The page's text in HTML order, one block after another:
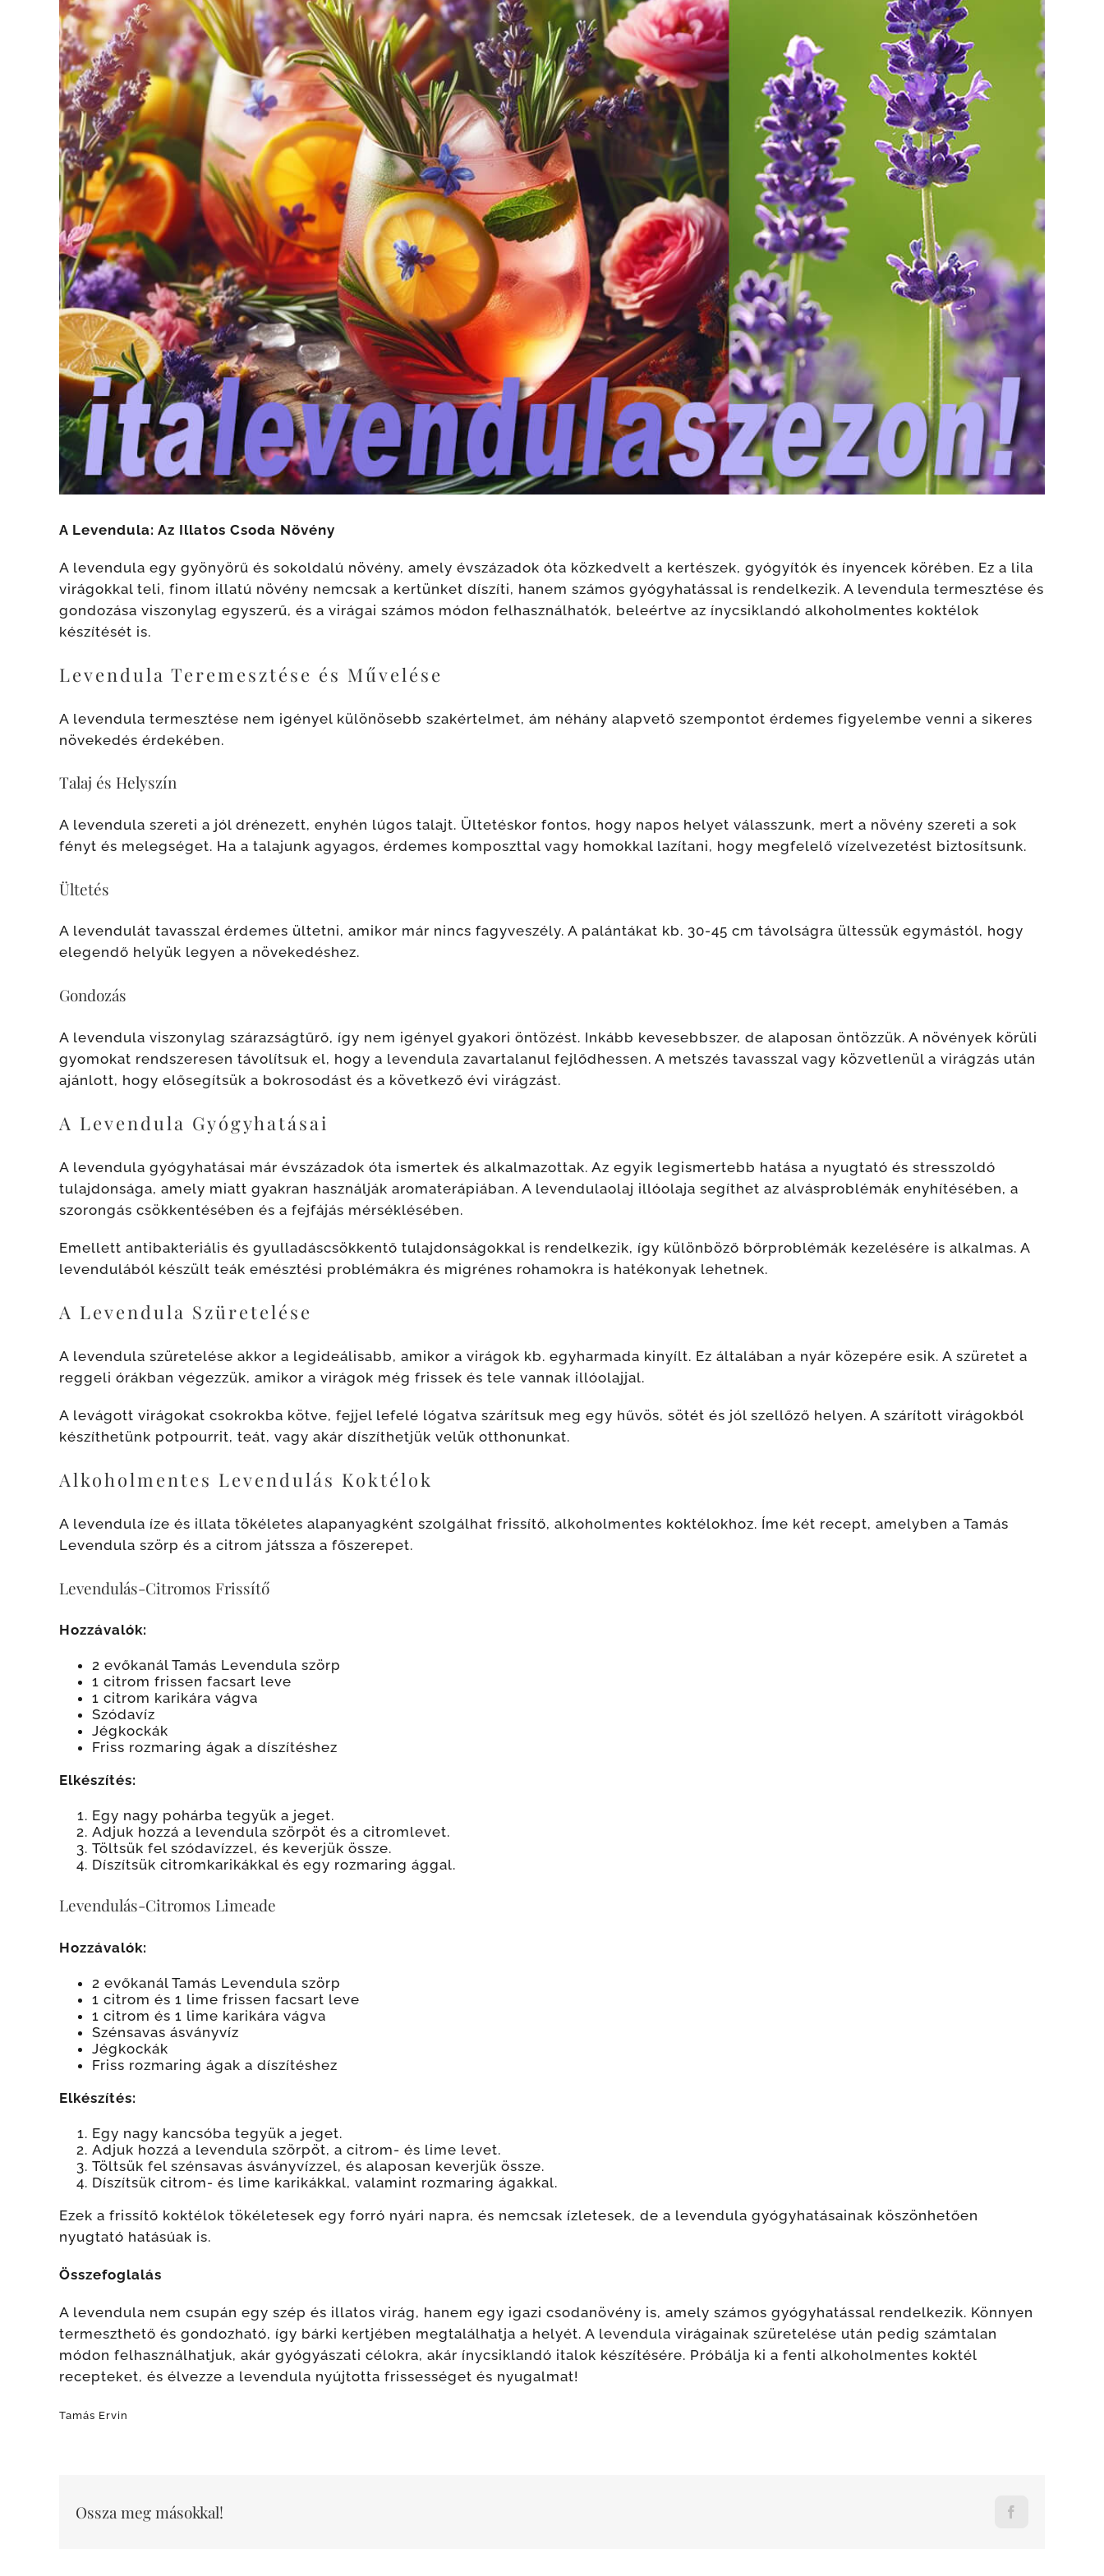
A Levendula: Az Illatos Csoda Növény
A levendula egy gyönyörű és sokoldalú növény, amely évszázadok óta közkedvelt a kertészek, gyógyítók és ínyencek körében. Ez a lila
virágokkal teli, finom illatú növény nemcsak a kertünket díszíti, hanem számos gyógyhatással is rendelkezik. A levendula termesztése és
gondozása viszonylag egyszerű, és a virágai számos módon felhasználhatók, beleértve az ínycsiklandó alkoholmentes koktélok
készítését is.
Levendula Teremesztése és Művelése
A levendula termesztése nem igényel különösebb szakértelmet, ám néhány alapvető szempontot érdemes figyelembe venni a sikeres
növekedés érdekében.
Talaj és Helyszín
A levendula szereti a jól drénezett, enyhén lúgos talajt. Ültetéskor fontos, hogy napos helyet válasszunk, mert a növény szereti a sok
fényt és melegséget. Ha a talajunk agyagos, érdemes komposzttal vagy homokkal lazítani, hogy megfelelő vízelvezetést biztosítsunk.
Ültetés
A levendulát tavasszal érdemes ültetni, amikor már nincs fagyveszély. A palántákat kb. 30-45 cm távolságra ültessük egymástól, hogy
elegendő helyük legyen a növekedéshez.
Gondozás
A levendula viszonylag szárazságtűrő, így nem igényel gyakori öntözést. Inkább kevesebbszer, de alaposan öntözzük. A növények körüli
gyomokat rendszeresen távolítsuk el, hogy a levendula zavartalanul fejlődhessen. A metszés tavasszal vagy közvetlenül a virágzás után
ajánlott, hogy elősegítsük a bokrosodást és a következő évi virágzást.
A Levendula Gyógyhatásai
A levendula gyógyhatásai már évszázadok óta ismertek és alkalmazottak. Az egyik legismertebb hatása a nyugtató és stresszoldó
tulajdonsága, amely miatt gyakran használják aromaterápiában. A levendulaolaj illóolaja segíthet az alvásproblémák enyhítésében, a
szorongás csökkentésében és a fejfájás mérséklésében.
Emellett antibakteriális és gyulladáscsökkentő tulajdonságokkal is rendelkezik, így különböző bőrproblémák kezelésére is alkalmas. A
levendulából készült teák emésztési problémákra és migrénes rohamokra is hatékonyak lehetnek.
A Levendula Szüretelése
A levendula szüretelése akkor a legideálisabb, amikor a virágok kb. egyharmada kinyílt. Ez általában a nyár közepére esik. A szüretet a
reggeli órákban végezzük, amikor a virágok még frissek és tele vannak illóolajjal.
A levágott virágokat csokrokba kötve, fejjel lefelé lógatva szárítsuk meg egy hűvös, sötét és jól szellőző helyen. A szárított virágokból
készíthetünk potpourrit, teát, vagy akár díszíthetjük velük otthonunkat.
Alkoholmentes Levendulás Koktélok
A levendula íze és illata tökéletes alapanyagként szolgálhat frissítő, alkoholmentes koktélokhoz. Íme két recept, amelyben a Tamás
Levendula szörp és a citrom játssza a főszerepet.
Levendulás-Citromos Frissítő
Hozzávalók:
2 evőkanál Tamás Levendula szörp
1 citrom frissen facsart leve
1 citrom karikára vágva
Szódavíz
Jégkockák
Friss rozmaring ágak a díszítéshez
Elkészítés:
Egy nagy pohárba tegyük a jeget.
Adjuk hozzá a levendula szörpöt és a citromlevet.
Töltsük fel szódavízzel, és keverjük össze.
Díszítsük citromkarikákkal és egy rozmaring ággal.
Levendulás-Citromos Limeade
Hozzávalók:
2 evőkanál Tamás Levendula szörp
1 citrom és 1 lime frissen facsart leve
1 citrom és 1 lime karikára vágva
Szénsavas ásványvíz
Jégkockák
Friss rozmaring ágak a díszítéshez
Elkészítés:
Egy nagy kancsóba tegyük a jeget.
Adjuk hozzá a levendula szörpöt, a citrom- és lime levet.
Töltsük fel szénsavas ásványvízzel, és alaposan keverjük össze.
Díszítsük citrom- és lime karikákkal, valamint rozmaring ágakkal.
Ezek a frissítő koktélok tökéletesek egy forró nyári napra, és nemcsak ízletesek, de a levendula gyógyhatásainak köszönhetően
nyugtató hatásúak is.
Összefoglalás
A levendula nem csupán egy szép és illatos virág, hanem egy igazi csodanövény is, amely számos gyógyhatással rendelkezik. Könnyen
termeszthető és gondozható, így bárki kertjében megtalálhatja a helyét. A levendula virágainak szüretelése után pedig számtalan
módon felhasználhatjuk, akár gyógyászati célokra, akár ínycsiklandó italok készítésére. Próbálja ki a fenti alkoholmentes koktél
recepteket, és élvezze a levendula nyújtotta frissességet és nyugalmat!
Tamás Ervin
Ossza meg másokkal!